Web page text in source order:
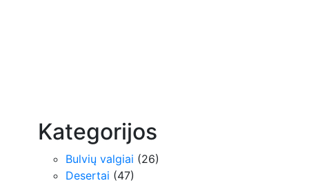
Kategorijos
Bulvių valgiai (26)
Desertai (47)